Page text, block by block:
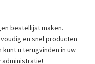
bestellijst maken.
en snel producten
u terugvinden in uw
administratie!